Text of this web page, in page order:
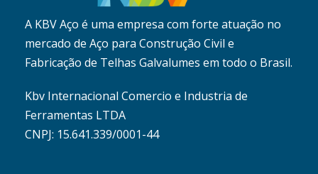
A KBV Aço é uma empresa com forte atuação no
mercado de Aço para Construção Civil e
Fabricação de Telhas Galvalumes em todo o Brasil.
Kbv Internacional Comercio e Industria de
Ferramentas LTDA
CNPJ: 15.641.339/0001-44